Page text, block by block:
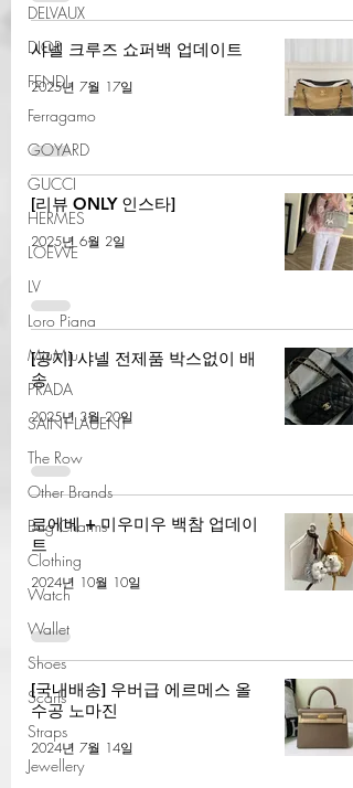
DELVAUX
DIOR
FENDI
Ferragamo
GOYARD
GUCCI
HERMES
LOEWE
LV
Loro Piana
MiuMiu
PRADA
SAINT LAUENT
The Row
Other Brands
Bag Charms
Clothing
Watch
Wallet
Shoes
Scarfs
Straps
Jewellery
샤넬 크루즈 쇼퍼백 업데이트
2025년 7월 17일
[리뷰 ONLY 인스타]
2025년 6월 2일
[공지] 샤넬 전제품 박스없이 배
송
2025년 3월 20일
로에베 + 미우미우 백참 업데이
트
2024년 10월 10일
[국내배송] 우버급 에르메스 올
수공 노마진
2024년 7월 14일